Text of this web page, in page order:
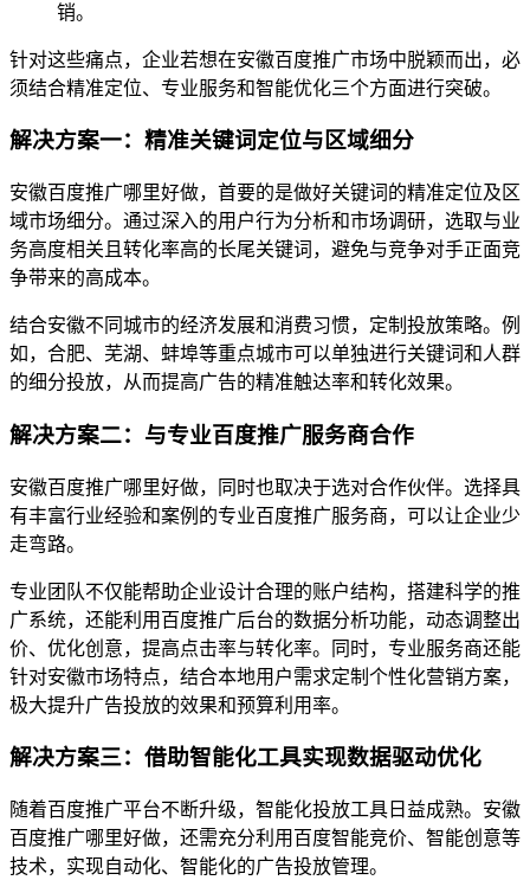
销。
针对这些痛点，企业若想在安徽百度推广市场中脱颖而出，必
须结合精准定位、专业服务和智能优化三个方面进行突破。
解决方案一：精准关键词定位与区域细分
安徽百度推广哪里好做，首要的是做好关键词的精准定位及区
域市场细分。通过深入的用户行为分析和市场调研，选取与业
务高度相关且转化率高的长尾关键词，避免与竞争对手正面竞
争带来的高成本。
结合安徽不同城市的经济发展和消费习惯，定制投放策略。例
如，合肥、芜湖、蚌埠等重点城市可以单独进行关键词和人群
的细分投放，从而提高广告的精准触达率和转化效果。
解决方案二：与专业百度推广服务商合作
安徽百度推广哪里好做，同时也取决于选对合作伙伴。选择具
有丰富行业经验和案例的专业百度推广服务商，可以让企业少
走弯路。
专业团队不仅能帮助企业设计合理的账户结构，搭建科学的推
广系统，还能利用百度推广后台的数据分析功能，动态调整出
价、优化创意，提高点击率与转化率。同时，专业服务商还能
针对安徽市场特点，结合本地用户需求定制个性化营销方案，
极大提升广告投放的效果和预算利用率。
解决方案三：借助智能化工具实现数据驱动优化
随着百度推广平台不断升级，智能化投放工具日益成熟。安徽
百度推广哪里好做，还需充分利用百度智能竞价、智能创意等
技术，实现自动化、智能化的广告投放管理。